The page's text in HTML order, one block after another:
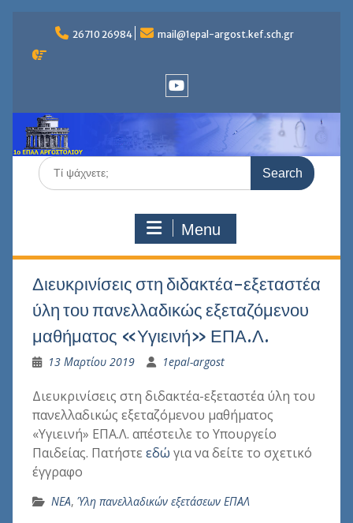
content
26710 26984 mail@1epal-argost.kef.sch.gr
Search
for:
Menu
Διευκρινίσεις στη διδακτέα-εξεταστέα
ύλη του πανελλαδικώς εξεταζόμενου
μαθήματος «Υγιεινή» ΕΠΑ.Λ.
13 Μαρτίου 2019 1epal-argost
Διευκρινίσεις στη διδακτέα-εξεταστέα ύλη του
πανελλαδικώς εξεταζόμενου μαθήματος
«Υγιεινή» ΕΠΑ.Λ. απέστειλε το Υπουργείο
Παιδείας. Πατήστε εδώ για να δείτε το σχετικό
έγγραφο
ΝΕΑ, Ύλη πανελλαδικών εξετάσεων ΕΠΑΛ